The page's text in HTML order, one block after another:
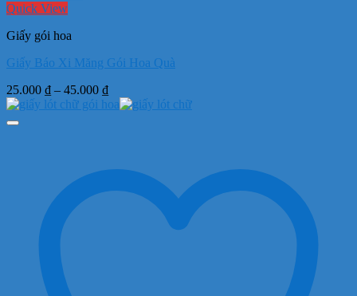
Quick View
Giấy gói hoa
Giấy Báo Xi Măng Gói Hoa Quà
25.000 ₫ – 45.000 ₫Khoảng
giá: